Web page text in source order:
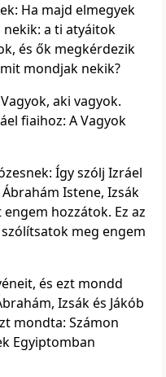
Ha majd elmegyek
a ti atyáitok
és ők megkérdezik
mondjak nekik?
aki vagyok.
fiaihoz: A Vagyok
Így szólj Izráel
Istene, Izsák
hozzátok. Ez az
meg engem
és ezt mondd
Izsák és Jákób
mondta: Számon
Egyiptomban